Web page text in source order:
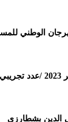
الدين بشطارزي